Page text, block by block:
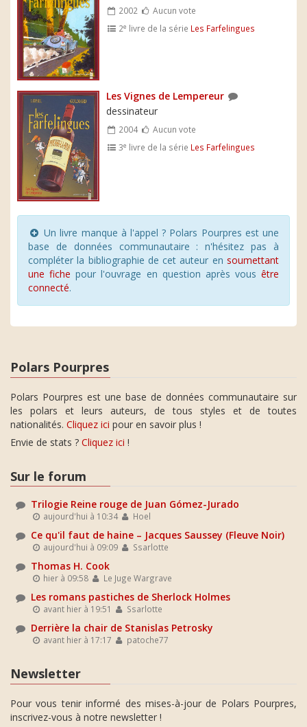
2002
Aucun vote
2e livre de la série Les Farfelingues
Les Vignes de Lempereur
dessinateur
2004
Aucun vote
3e livre de la série Les Farfelingues
Un livre manque à l'appel ? Polars Pourpres est une
base de données communautaire : n'hésitez pas à
compléter la bibliographie de cet auteur en soumettant
une fiche pour l'ouvrage en question après vous être
connecté.
Polars Pourpres
Polars Pourpres est une base de données communautaire sur
les polars et leurs auteurs, de tous styles et de toutes
nationalités. Cliquez ici pour en savoir plus !
Envie de stats ? Cliquez ici !
Sur le forum
Trilogie Reine rouge de Juan Gómez-Jurado
aujourd'hui à 10:34 Hoel
Ce qu'il faut de haine – Jacques Saussey (Fleuve Noir)
aujourd'hui à 09:09 Ssarlotte
Thomas H. Cook
hier à 09:58 Le Juge Wargrave
Les romans pastiches de Sherlock Holmes
avant hier à 19:51 Ssarlotte
Derrière la chair de Stanislas Petrosky
avant hier à 17:17 patoche77
Newsletter
Pour vous tenir informé des mises-à-jour de Polars Pourpres,
inscrivez-vous à notre newsletter !